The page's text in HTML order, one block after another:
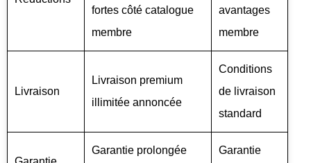
fortes côté catalogue
membre
avantages
membre
Livraison
Livraison premium
illimitée annoncée
Conditions
de livraison
standard
Garantie prolongée
Garantie